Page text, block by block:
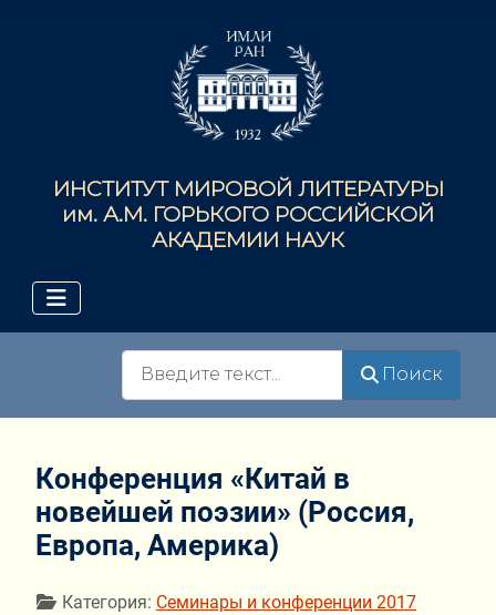
ИНСТИТУТ МИРОВОЙ ЛИТЕРАТУРЫ
им. А.М. ГОРЬКОГО РОССИЙСКОЙ
АКАДЕМИИ НАУК
Поиск
Конференция «Китай в
новейшей поэзии» (Россия,
Европа, Америка)
Информация о материале
Категория: Семинары и конференции 2017